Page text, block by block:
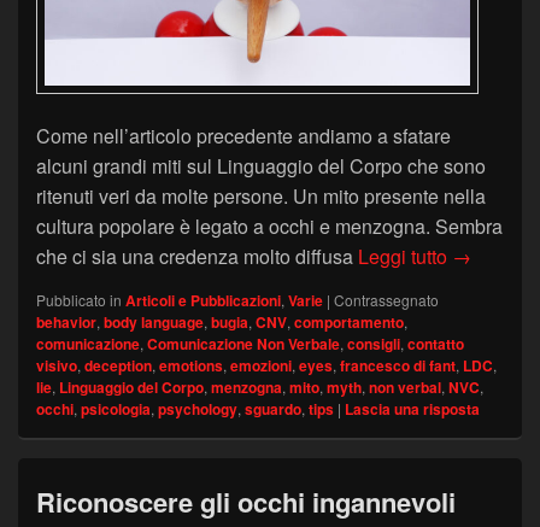
Come nell’articolo precedente andiamo a sfatare
alcuni grandi miti sul Linguaggio del Corpo che sono
ritenuti veri da molte persone. Un mito presente nella
cultura popolare è legato a occhi e menzogna. Sembra
che ci sia una credenza molto diffusa Leggi tutto I grandi
→
Pubblicato in Articoli e Pubblicazioni,Varie | Contrassegnato
behavior,body language,bugia,CNV,comportamento,
comunicazione,Comunicazione Non Verbale,consigli,contatto
visivo,deception,emotions,emozioni,eyes,francesco di fant, LDC,
lie, Linguaggio del Corpo,menzogna,mito,myth,non verbal,NVC,
occhi,psicologia,psychology,sguardo,tips | Lascia una risposta
Riconoscere gli occhi ingannevoli